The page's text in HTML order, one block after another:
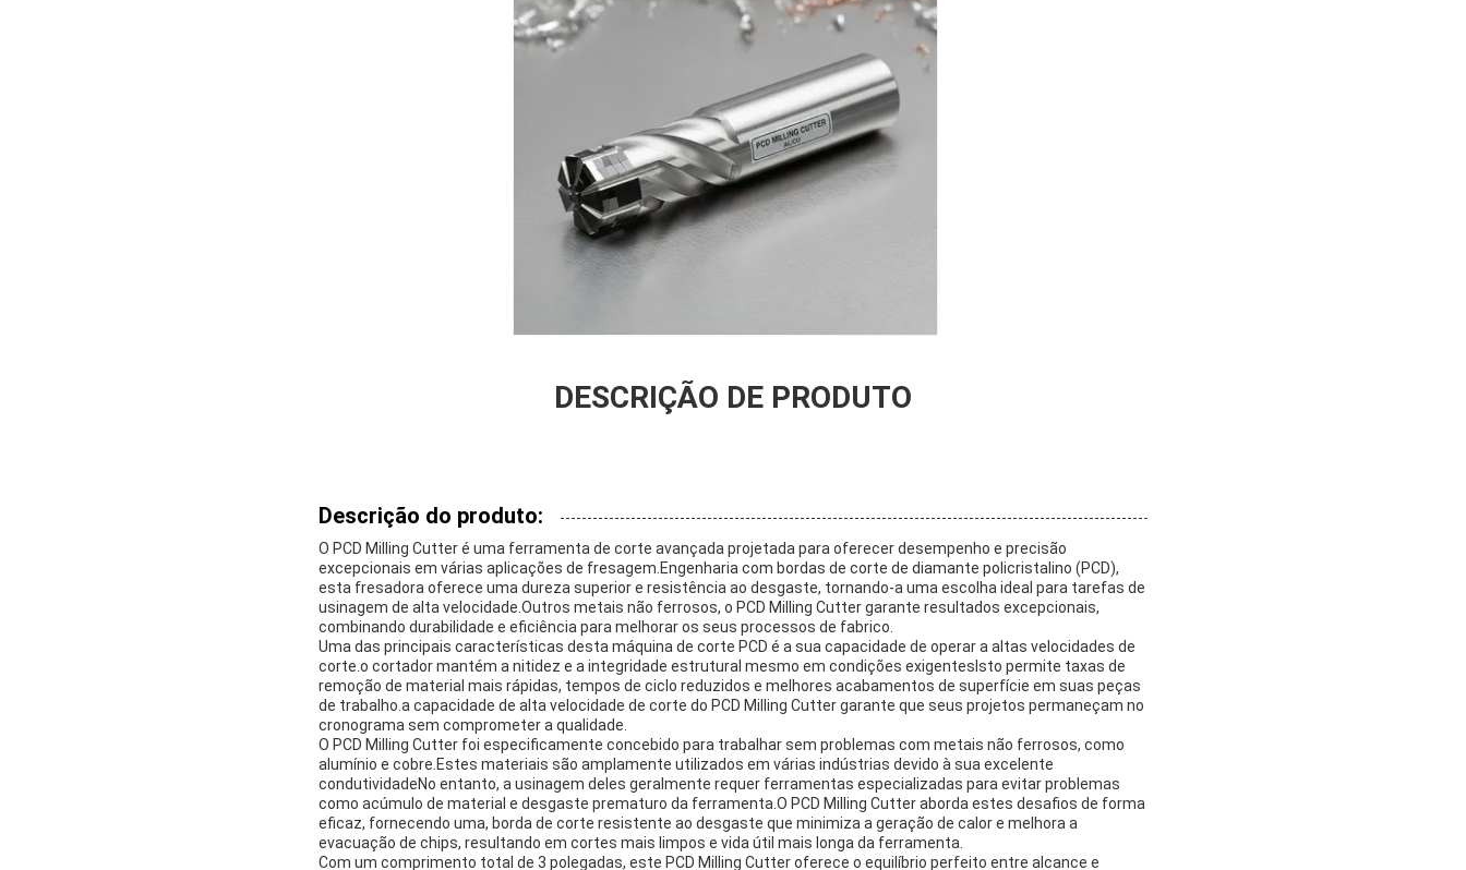
DESCRIÇÃO DE PRODUTO
Descrição do produto:
O PCD Milling Cutter é uma ferramenta de corte avançada projetada para oferecer desempenho e precisão
excepcionais em várias aplicações de fresagem.Engenharia com bordas de corte de diamante policristalino (PCD),
esta fresadora oferece uma dureza superior e resistência ao desgaste, tornando-a uma escolha ideal para tarefas de
usinagem de alta velocidade.Outros metais não ferrosos, o PCD Milling Cutter garante resultados excepcionais,
combinando durabilidade e eficiência para melhorar os seus processos de fabrico.
Uma das principais características desta máquina de corte PCD é a sua capacidade de operar a altas velocidades de
corte.o cortador mantém a nitidez e a integridade estrutural mesmo em condições exigentesIsto permite taxas de
remoção de material mais rápidas, tempos de ciclo reduzidos e melhores acabamentos de superfície em suas peças
de trabalho.a capacidade de alta velocidade de corte do PCD Milling Cutter garante que seus projetos permaneçam no
cronograma sem comprometer a qualidade.
O PCD Milling Cutter foi especificamente concebido para trabalhar sem problemas com metais não ferrosos, como
alumínio e cobre.Estes materiais são amplamente utilizados em várias indústrias devido à sua excelente
condutividadeNo entanto, a usinagem deles geralmente requer ferramentas especializadas para evitar problemas
como acúmulo de material e desgaste prematuro da ferramenta.O PCD Milling Cutter aborda estes desafios de forma
eficaz, fornecendo uma, borda de corte resistente ao desgaste que minimiza a geração de calor e melhora a
evacuação de chips, resultando em cortes mais limpos e vida útil mais longa da ferramenta.
Com um comprimento total de 3 polegadas, este PCD Milling Cutter oferece o equilíbrio perfeito entre alcance e